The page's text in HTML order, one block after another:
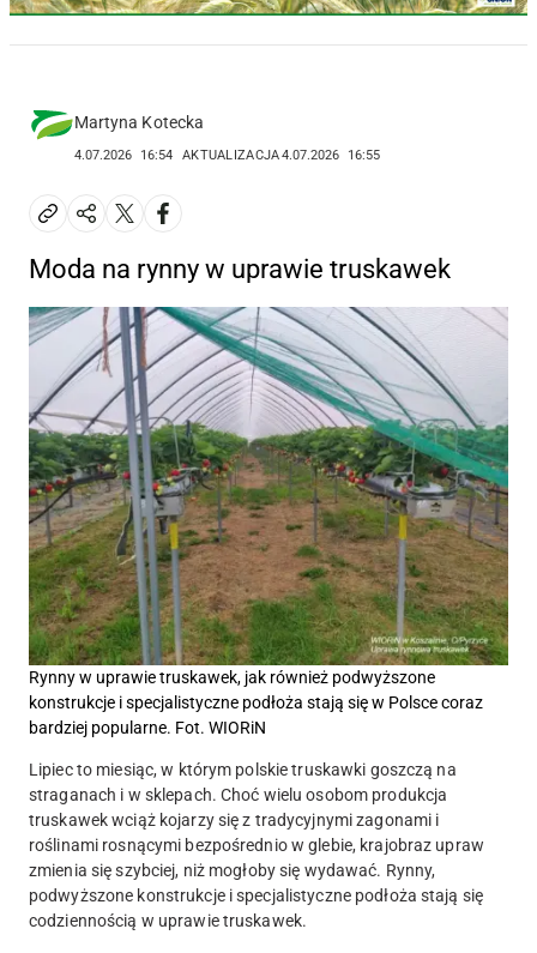
Martyna Kotecka
4.07.2026 16:54 AKTUALIZACJA4.07.2026 16:55
Moda na rynny w uprawie truskawek
Rynny w uprawie truskawek, jak również podwyższone
konstrukcje i specjalistyczne podłoża stają się w Polsce coraz
bardziej popularne. Fot. WIORiN
Lipiec to miesiąc, w którym polskie truskawki goszczą na
straganach i w sklepach. Choć wielu osobom produkcja
truskawek wciąż kojarzy się z tradycyjnymi zagonami i
roślinami rosnącymi bezpośrednio w glebie, krajobraz upraw
zmienia się szybciej, niż mogłoby się wydawać. Rynny,
podwyższone konstrukcje i specjalistyczne podłoża stają się
codziennością w uprawie truskawek.